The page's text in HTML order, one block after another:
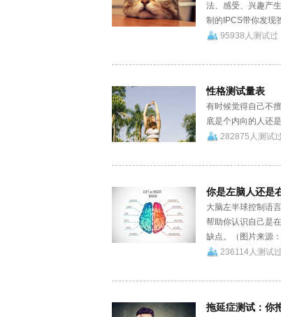
法、感受、兴趣产
制的IPCS带你发现
95938人测试过
性格测试量表
有时候觉得自己不
底是个内向的人还
282875人测试
你是左脑人还是
大脑左半球控制语
帮助你认识自己是
缺点。（图片来源
236114人测试过
拖延症测试：你